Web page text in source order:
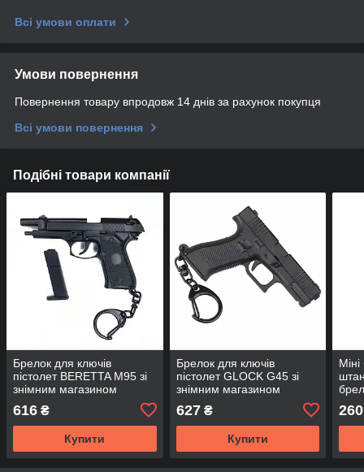
Всі умови оплати
Умови повернення
Повернення товару впродовж 14 днів за рахунок покупця
Всі умови повернення
Подібні товари компанії
Брелок для ключів
пістолет BERETTA M95 зі
знімним магазином
616 ₴
Купити
Брелок для ключів
пістолет GLOCK G45 зі
знімним магазином
627₴
Купити
260